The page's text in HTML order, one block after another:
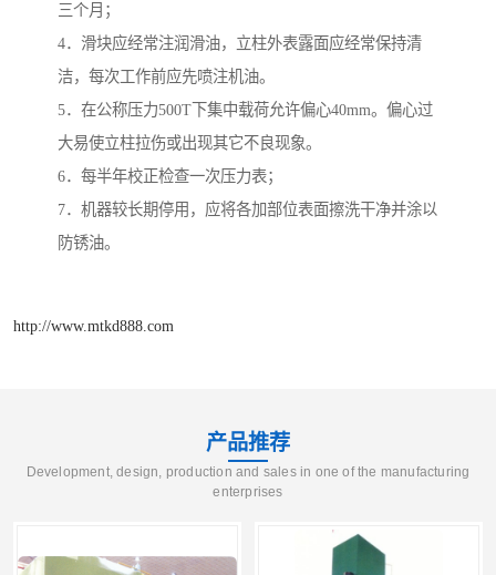
三个月；
4．滑块应经常注润滑油，立柱外表露面应经常保持清
洁，每次工作前应先喷注机油。
5．在公称压力500T下集中载荷允许偏心40mm。偏心过
大易使立柱拉伤或出现其它不良现象。
6．每半年校正检查一次压力表；
7．机器较长期停用，应将各加部位表面擦洗干净并涂以
防锈油。
http://www.mtkd888.com
产品推荐
Development, design, production and sales in one of the manufacturing
enterprises